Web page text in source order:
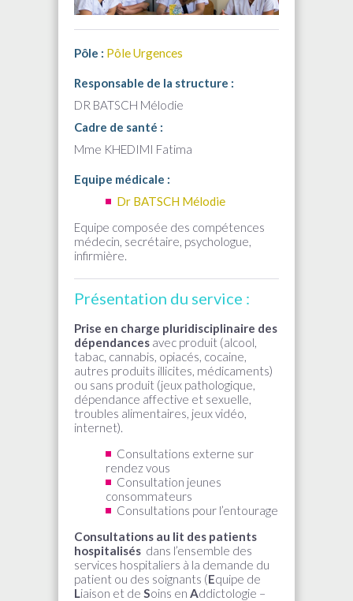
Pôle : Pôle Urgences
Responsable de la structure :
DR BATSCH Mélodie
Cadre de santé :
Mme KHEDIMI Fatima
Equipe médicale :
Dr BATSCH Mélodie
Equipe composée des compétences
médecin, secrétaire, psychologue,
infirmière.
Présentation du service :
Prise en charge pluridisciplinaire des
dépendances avec produit (alcool,
tabac, cannabis, opiacés, cocaine,
autres produits illicites, médicaments)
ou sans produit (jeux pathologique,
dépendance affective et sexuelle,
troubles alimentaires, jeux vidéo,
internet).
Consultations externe sur
rendez vous
Consultation jeunes
consommateurs
Consultations pour l’entourage
Consultations au lit des patients
hospitalisés dans l’ensemble des
services hospitaliers à la demande du
patient ou des soignants (Equipe de
Liaison et de Soins en Addictologie –